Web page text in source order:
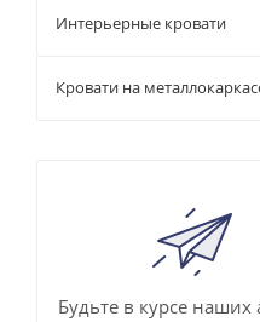
Интерьерные кровати
Кровати на
Будьте в курсе наших